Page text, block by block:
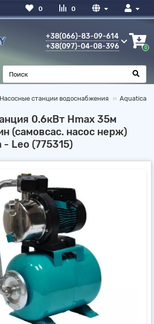
0
0
+38(066)-83-09-614
+38(097)-04-08-396
0
Насосные станции водоснабжения Aquatica
0.6кВт Hmax 35м
(самовсас. насос нерж)
Leo (775315)